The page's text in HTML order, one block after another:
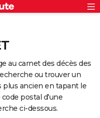
au carnet des décès des
ou trouver un
plus ancien en tapant le
postal d'une
ci-dessous.